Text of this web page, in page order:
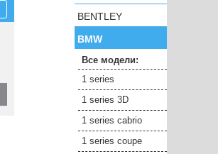
BENTLEY
BMW
Все модели:
1 series
1 series 3D
1 series cabrio
1 series coupe